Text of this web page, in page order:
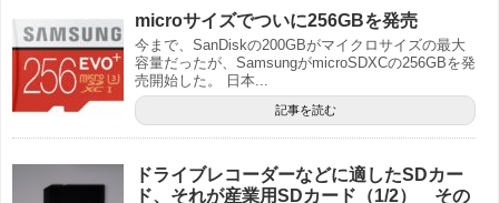
microサイズでついに256GBを発売
今まで、SanDiskの200GBがマイクロサイズの最大
容量だったが、SamsungがmicroSDXCの256GBを発
売開始した。 日本...
記事を読む
ドライブレコーダーなどに適したSDカー
ド、それが産業用SDカード（1/2） その